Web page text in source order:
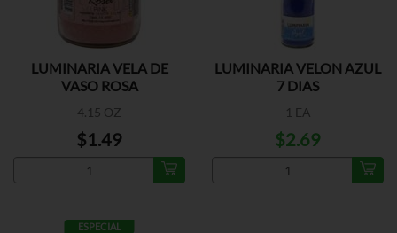
LUMINARIA VELA DE
VASO ROSA
4.15 OZ
$1.49
LUMINARIA VELON AZUL
7 DIAS
1 EA
$2.69
ESPECIAL